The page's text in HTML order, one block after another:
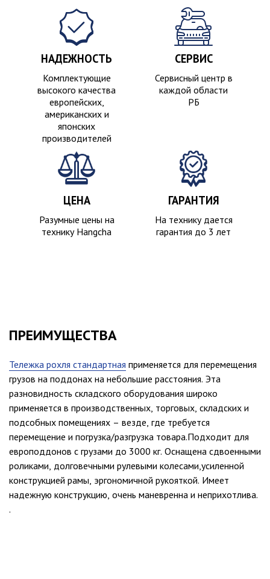
НАДЕЖНОСТЬ
Комплектующие
высокого качества
европейских,
американских и
японских
производителей
СЕРВИС
Сервисный центр в
каждой области
РБ
ЦЕНА
Разумные цены на
технику Hangcha
ГАРАНТИЯ
На технику дается
гарантия до 3 лет
ПРЕИМУЩЕСТВА
Тележка рохля стандартная применяется для перемещения
грузов на поддонах на небольшие расстояния. Эта
разновидность складского оборудования широко
применяется в производственных, торговых, складских и
подсобных помещениях – везде, где требуется
перемещение и погрузка/разгрузка товара.Подходит для
европоддонов с грузами до 3000 кг. Оснащена сдвоенными
роликами, долговечными рулевыми колесами,усиленной
конструкцией рамы, эргономичной рукояткой. Имеет
надежную конструкцию, очень маневренна и неприхотлива.
.